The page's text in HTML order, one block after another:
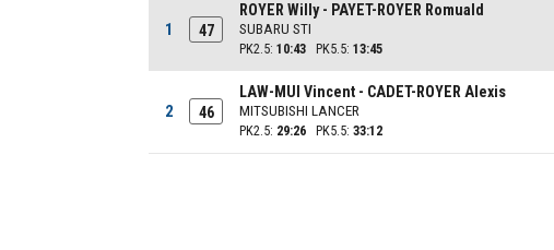
1 47
ROYER Willy - PAYET-ROYER Romuald
SUBARU STI
PK2.5:10:43 PK5.5: 13:45
2 46
LAW-MUI Vincent - CADET-ROYER Alexis
MITSUBISHI LANCER
PK2.5: 29:26 PK5.5: 33:12